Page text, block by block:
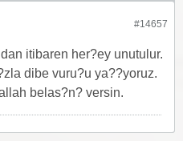
#14657
itibaren her?ey unutulur.
dibe vuru?u ya??yoruz.
belas?n? versin.